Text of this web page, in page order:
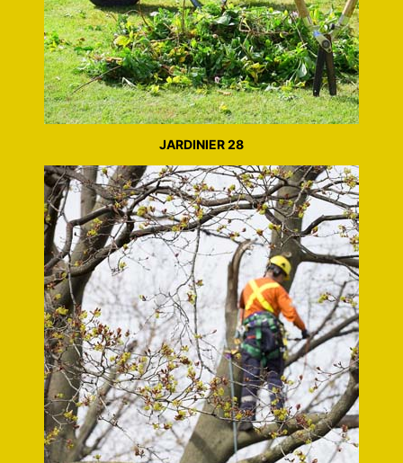
JARDINIER 28